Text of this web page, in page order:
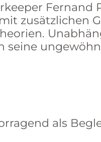
zusätzlichen
seine
als